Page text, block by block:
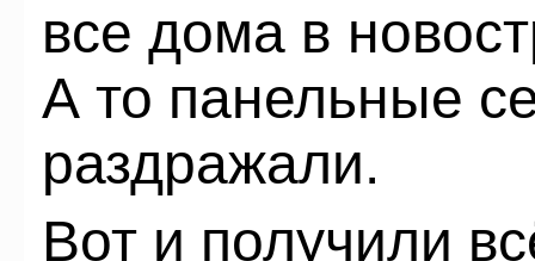
все дома в
А то панельные
раздражали.
Вот и получили